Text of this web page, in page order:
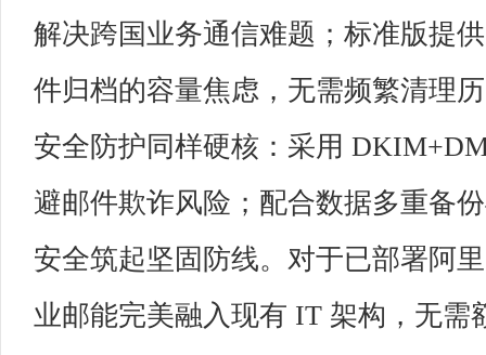
解决跨国业务通信难题；标准版提
件归档的容量焦虑，无需频繁清理
安全防护同样硬核：采用
避邮件欺诈风险；配合数据多重备
安全筑起坚固防线。对于已部署阿里
业邮能完美融入现有 IT 架构，无